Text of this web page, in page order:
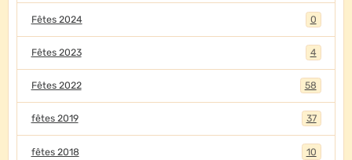
Fêtes 2024 0
Fêtes 2023 4
Fêtes 2022 58
fêtes 2019 37
fêtes 2018 10